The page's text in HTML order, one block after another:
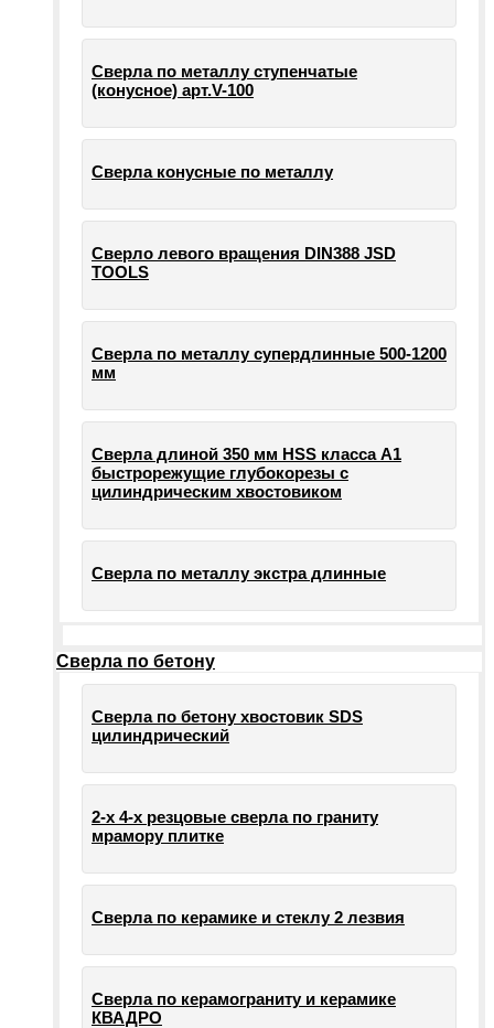
Сверла по металлу ступенчатые
(конусное) арт.V-100
Сверла конусные по металлу
Сверло левого вращения DIN388 JSD
TOOLS
Сверла по металлу супердлинные 500-1200
мм
Сверла длиной 350 мм HSS класса А1
быстрорежущие глубокорезы с
цилиндрическим хвостовиком
Сверла по металлу экстра длинные
Сверла по бетону
Сверла по бетону хвостовик SDS
цилиндрический
2-х 4-х резцовые сверла по граниту
мрамору плитке
Сверла по керамике и стеклу 2 лезвия
Сверла по керамограниту и керамике
КВАДРО